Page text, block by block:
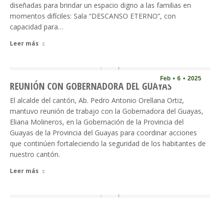
diseñadas para brindar un espacio digno a las familias en
momentos difíciles: Sala “DESCANSO ETERNO”, con
capacidad para…
Leer más
Feb 6 2025
REUNIÓN CON GOBERNADORA DEL GUAYAS
El alcalde del cantón, Ab. Pedro Antonio Orellana Ortiz,
mantuvo reunión de trabajo con la Gobernadora del Guayas,
Eliana Molineros, en la Gobernación de la Provincia del
Guayas de la Provincia del Guayas para coordinar acciones
que continúen fortaleciendo la seguridad de los habitantes de
nuestro cantón.
Leer más